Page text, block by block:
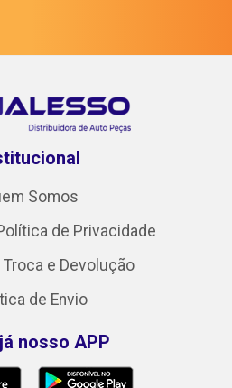
Somos
de Privacidade
e Devolução
de Envio
nosso APP